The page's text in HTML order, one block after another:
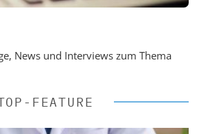
News und Interviews zum Thema
FEATURE